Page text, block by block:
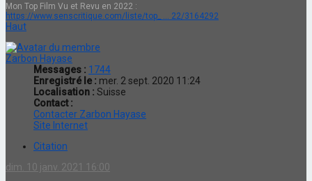
Mon Top Film Vu et Revu en 2022 :
https://www.senscritique.com/liste/top_ ... 22/3164292
Haut
Zarbon Hayase
Messages : 1744
Enregistré le : mer. 2 sept. 2020 11:24
Localisation : Suisse
Contact :
Contacter Zarbon Hayase
Site Internet
Citation
dim. 10 janv. 2021 16:00